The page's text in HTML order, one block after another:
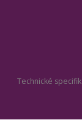
Technické